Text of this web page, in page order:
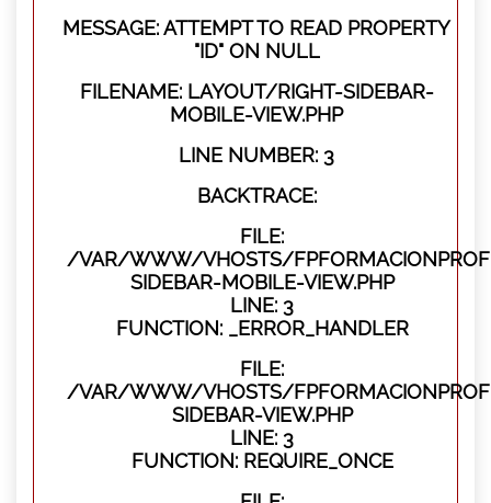
MESSAGE: ATTEMPT TO READ PROPERTY
"ID" ON NULL
FILENAME: LAYOUT/RIGHT-SIDEBAR-
MOBILE-VIEW.PHP
LINE NUMBER: 3
BACKTRACE:
FILE:
/VAR/WWW/VHOSTS/
SIDEBAR-MOBILE-VIEW.PHP
LINE: 3
FUNCTION: _ERROR_HANDLER
FILE:
/VAR/WWW/VHOSTS/
SIDEBAR-VIEW.PHP
LINE: 3
FUNCTION: REQUIRE_ONCE